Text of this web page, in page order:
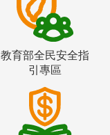
教育部全民安全指
引專區